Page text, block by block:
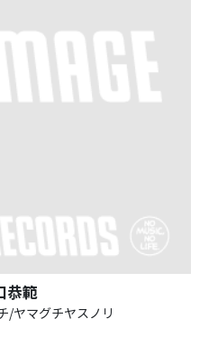
恭範
/ヤマグチヤスノリ